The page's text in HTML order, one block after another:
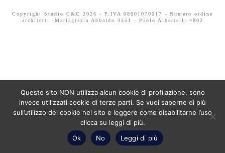
Copyright Studio C&C 2026 - P.IVA 08601070017 - Numero ordine
architetti -Mariagrazia Abbaldo 3351 - Paolo Albertelli 4802
Questo sito NON utilizza alcun cookie di profilazione, sono
invece utilizzati cookie di terze parti. Se vuoi saperne di più
sull’utilizzo dei cookie nel sito e leggere come disabilitarne l’uso
clicca su leggi di più.
Ok
No Leggi di più